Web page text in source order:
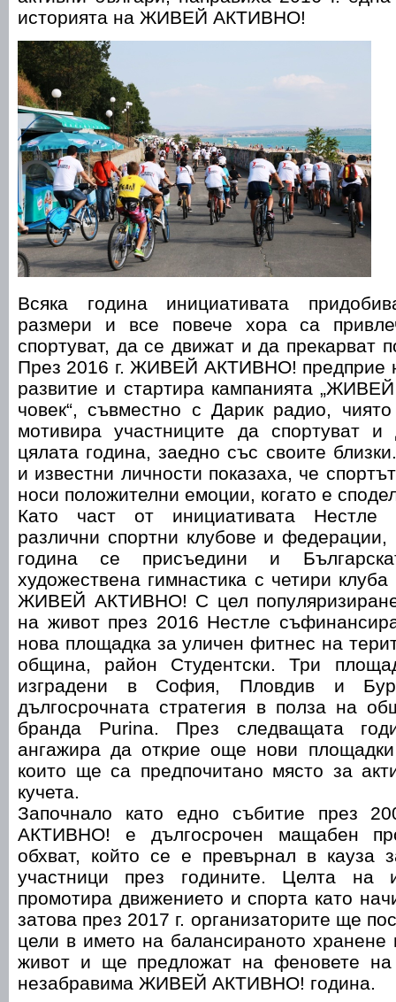
историята на ЖИВЕЙ АКТИВНО!
Всяка година инициативата
размери и все повече хора са
спортуват, да се движат и да прекарват
През 2016 г. ЖИВЕЙ АКТИВНО! предприе
развитие и стартира кампанията
човек“, съвместно с Дарик радио,
мотивира участниците да спортуват
цялата година, заедно със своите
и известни личности показаха, че
носи положителни емоции, когато е
Като част от инициативата Нестле
различни спортни клубове и федерации,
година се присъедини и
художествена гимнастика с четири
ЖИВЕЙ АКТИВНО! С цел
на живот през 2016 Нестле
нова площадка за уличен фитнес на
община, район Студентски. Три
изградени в София, Пловдив и
дългосрочната стратегия в полза на
бранда Purina. През следващата
ангажира да открие още нови
които ще са предпочитано място за
кучета.
Започнало като едно събитие през
АКТИВНО! е дългосрочен мащабен
обхват, който се е превърнал в кауза
участници през годините. Целта на
промотира движението и спорта като
затова през 2017 г. организаторите ще
цели в името на балансираното хранене
живот и ще предложат на феновете на
незабравима ЖИВЕЙ АКТИВНО! година.